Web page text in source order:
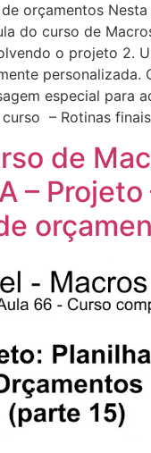
orçamentos Nesta
do curso de
o projeto 2.
personalizada.
especial para
– Rotinas
de
– Projeto